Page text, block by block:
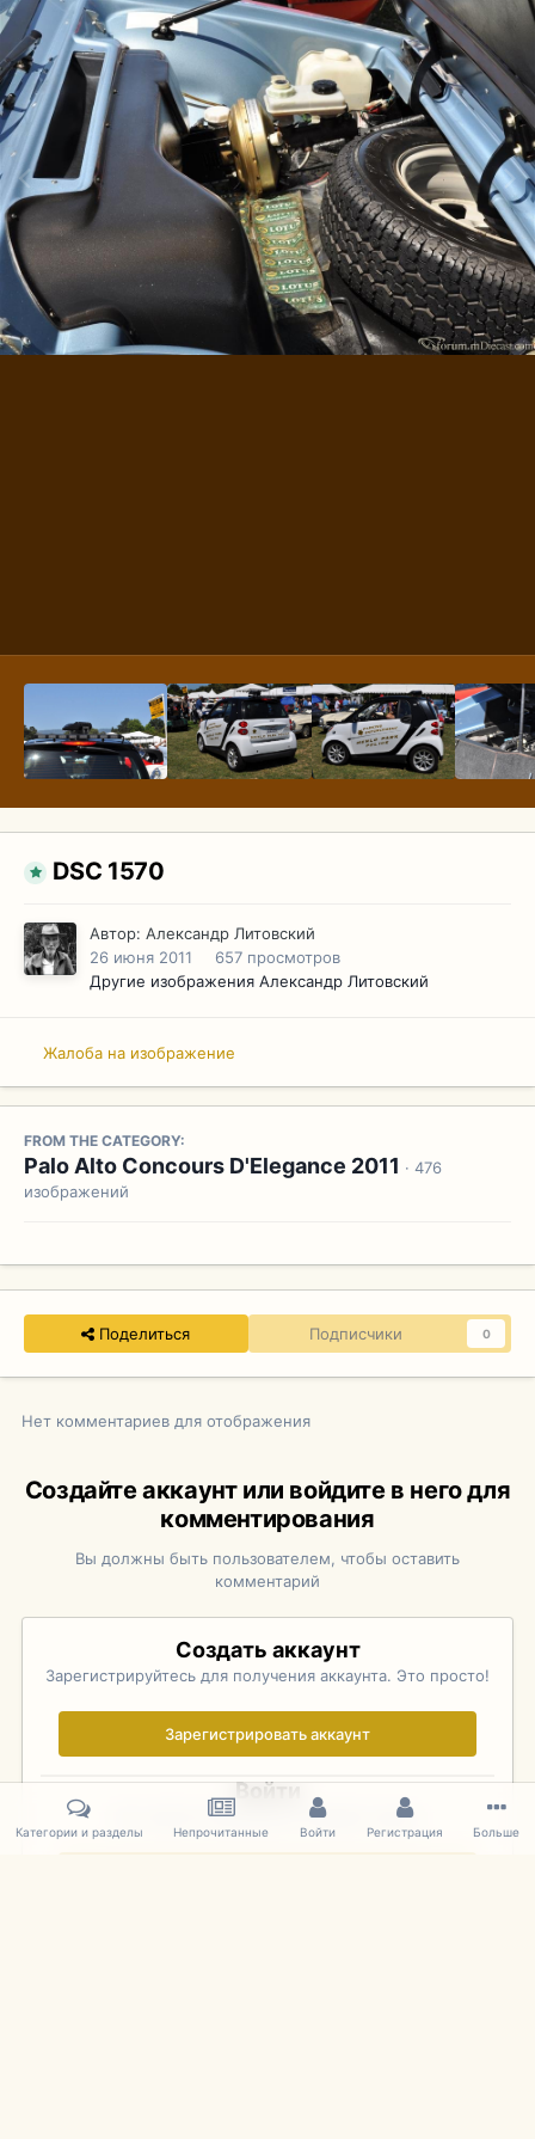
DSC 1570
Автор: Александр Литовский
26 июня 2011
657 просмотров
Другие изображения Александр Литовский
Жалоба на изображение
FROM THE CATEGORY:
Palo Alto Concours D'Elegance 2011 · 476
изображений
Поделиться Подписчики 0
Нет комментариев для отображения
Создайте аккаунт или войдите в него для
комментирования
Вы должны быть пользователем, чтобы оставить
комментарий
Создать аккаунт
Зарегистрируйтесь для получения аккаунта. Это просто!
Зарегистрировать аккаунт
Войти
Уже зарегистрированы? Войдите здесь.
Категории и разделы Непрочитанные Войти Регистрация Больше